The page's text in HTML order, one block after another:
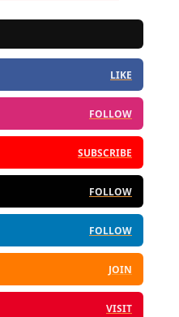
LIKE
FOLLOW
SUBSCRIBE
FOLLOW
FOLLOW
JOIN
VISIT